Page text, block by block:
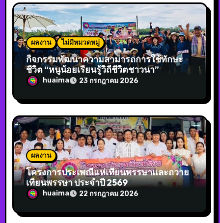
ผลงาน ไม่มีหมวดหมู่
กิจกรรมพัฒนาความสามารถการใช้ทักษะ
ชีวิต “หนูน้อยเรียนรู้วิถีชีวิตชาวนา”
huaima 23 กรกฎาคม 2026
ผลงาน
โครงการประเพณีแห่เทียนพรรษาและถวาย
เทียนพรรษา ประจำปี 2569
huaima 22 กรกฎาคม 2026